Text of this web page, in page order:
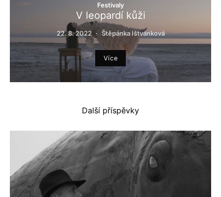
Festivaly
V leopardí kůži
22. 8. 2022 Štěpánka Ištvánková
Více
Další příspěvky